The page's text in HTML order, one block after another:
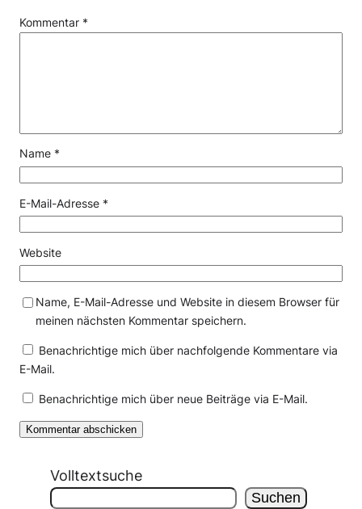
Kommentar *
Name *
E-Mail-Adresse *
Website
Name, E-Mail-Adresse und Website in diesem Browser für
meinen nächsten Kommentar speichern.
Benachrichtige mich über nachfolgende Kommentare via
E-Mail.
Benachrichtige mich über neue Beiträge via E-Mail.
Volltextsuche
Suchen